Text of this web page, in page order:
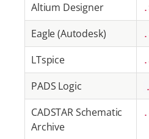
Altium Designer
Eagle (Autodesk)
LTspice
PADS Logic
CADSTAR Schematic
Archive